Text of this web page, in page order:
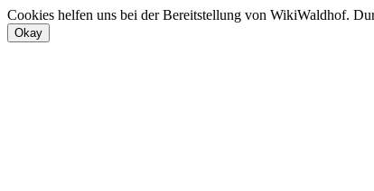
Cookies helfen uns bei der Bereitstellung von WikiWaldhof.